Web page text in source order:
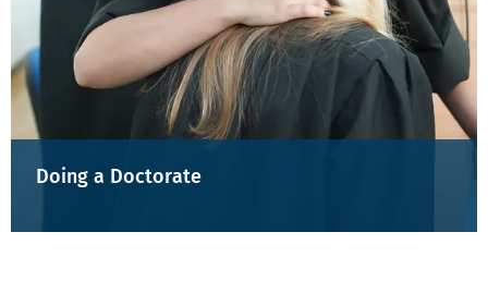
Doing a Doctorate